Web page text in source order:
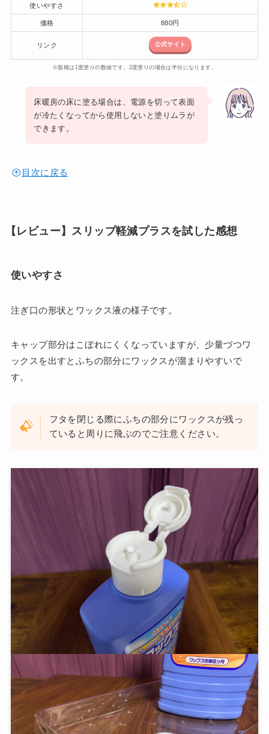
使いやすさ
価格 880円
リンク 公式サイト
※面積は1度塗りの数値です。2度塗りの場合は半分になります。
床暖房の床に塗る場合は、電源を切って表面
が冷たくなってから使用しないと塗りムラが
できます。
目次に戻る
【レビュー】スリップ軽減プラスを試した感想
使いやすさ
注ぎ口の形状とワックス液の様子です。
キャップ部分はこぼれにくくなっていますが、少量づつワ
ックスを出すとふちの部分にワックスが溜まりやすいで
す。
フタを閉じる際にふちの部分にワックスが残っ
ていると周りに飛ぶのでご注意ください。